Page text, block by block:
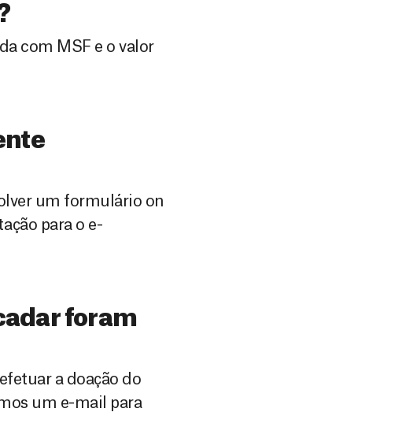
com MSF e o valor
um formulário on
para o e-
foram
a doação do
um e-mail para